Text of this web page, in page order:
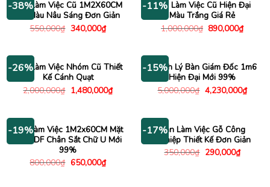
-38%
Bàn Làm Việc Cũ 1M2X60CM
Gỗ Màu Nâu Sáng Đơn Giản
550,000₫ Giá
340,000₫Giá
hiện
340,000₫.
-11%Bàn Làm Việc Cũ Hiện Đại
Màu Trắng Giá Rẻ
1,000,000₫ Giá
890,000₫Giá
hiện
-26%
Bàn Làm Việc Nhóm Cũ Thiết
Kế Cánh Quạt
2,000,000₫ Giá
gốc
1,480,000₫Giá
hiện
1,480,000₫.
-15%
Thanh Lý Bàn Giám Đốc 1m6
Hiện Đại Mới 99%
5,000,000₫ Giá
gốc
4,230,000₫Giá
hiện
-19%
Bàn Làm Việc 1M2x60CM Mặt
Gỗ HDF Chân Sắt Chữ U Mới
99%
800,000₫ Giá
650,000₫Giá
hiện
-17%Bàn Làm Việc Gỗ Công
Nghiệp Thiết Kế Đơn Giản
350,000₫ Giá
290,000₫Giá
hiện